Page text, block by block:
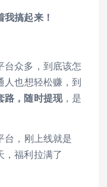
搞起来！
台众多，到底该怎
人也想轻松赚，到
路，随时提现，是
台，刚上线就是
，福利拉满了